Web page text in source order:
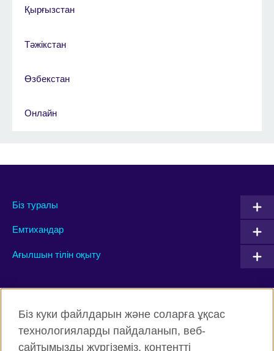
Қырғызстан
Тәжікстан
Өзбекстан
Онлайн
Біз туралы
Емтихандар
Ағылшын тілін оқыту
Connect with us
Facebook Twitter
Біз куки файлдарын және соларға ұқсас
технологияларды пайдаланып, веб-
сайтымызды жүргіземіз, контентті